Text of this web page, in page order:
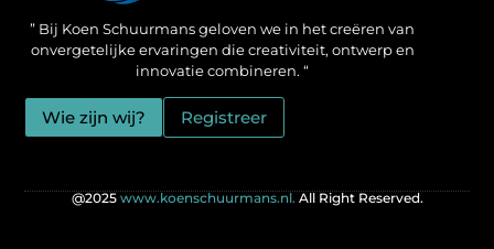
” Bij Koen Schuurmans geloven we in het creëren van
onvergetelijke ervaringen die creativiteit, ontwerp en
innovatie combineren. “
Wie zijn wij? Registreer
@2025 www.koenschuurmans.nl. All Right Reserved.